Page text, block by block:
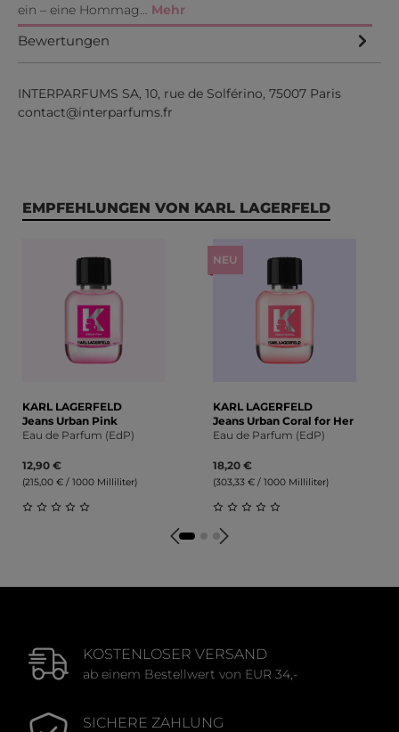
ein – eine Hommag… Mehr
Bewertungen
INTERPARFUMS SA, 10, rue de Solférino, 75007 Paris
contact@interparfums.fr
Produktgalerie überspringen
EMPFEHLUNGEN VON KARL LAGERFELD
KARL LAGERFELD
Jeans Urban Pink
Eau de Parfum (EdP)
12,90 €
(215,00 € / 1000 Milliliter)
Durchschnittliche Bewertung von 0 von 5 Sternen
NEU
KARL LAGERFELD
Jeans Urban Coral for Her
Eau de Parfum (EdP)
18,20 €
(303,33 € / 1000 Milliliter)
Durchschnittliche
KOSTENLOSER VERSAND
ab einem Bestellwert von EUR 34,-
SICHERE ZAHLUNG